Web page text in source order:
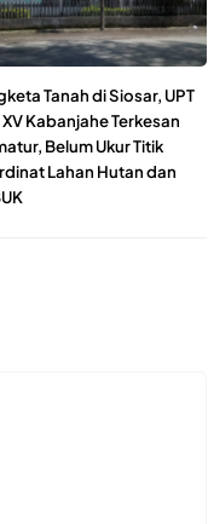
Tanah di Siosar, UPT
XV Kabanjahe Terkesan
Belum Ukur Titik
Lahan Hutan dan